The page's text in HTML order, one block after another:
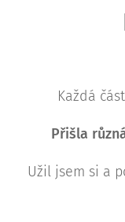
Každá
Přišla
Užil jsem si a